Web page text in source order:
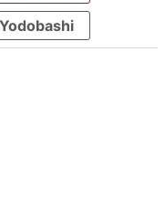
Yodobashi